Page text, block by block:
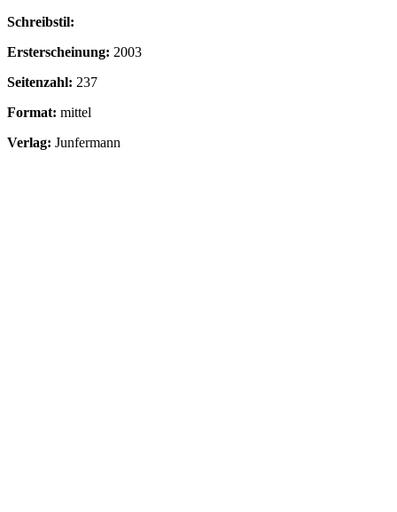
Schreibstil:
Ersterscheinung: 2003
Seitenzahl: 237
Format: mittel
Verlag: Junfermann